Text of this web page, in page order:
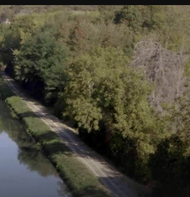
Открыть приложение